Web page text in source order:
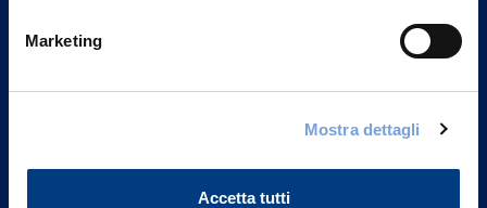
Marketing
Mostra dettagli
Accetta tutti